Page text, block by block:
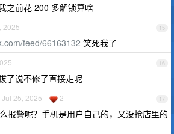
之前花 200 多解锁算啥
15
2025
feed/66163132 笑死我了
16
了说不修了直接走呢
17
Jul 25, 2025 2
报警呢？手机是用户自己的，又没抢店里的